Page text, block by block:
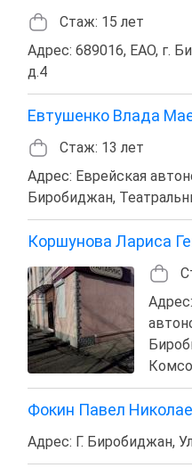
Стаж: 15 лет
Адрес: 689016, ЕАО, г.
д.4
Евтушенко Влада
Стаж: 13 лет
Адрес: Еврейская
Биробиджан,
Коршунова Лариса
Фокин Павел
Адрес: Г. Биробиджан,